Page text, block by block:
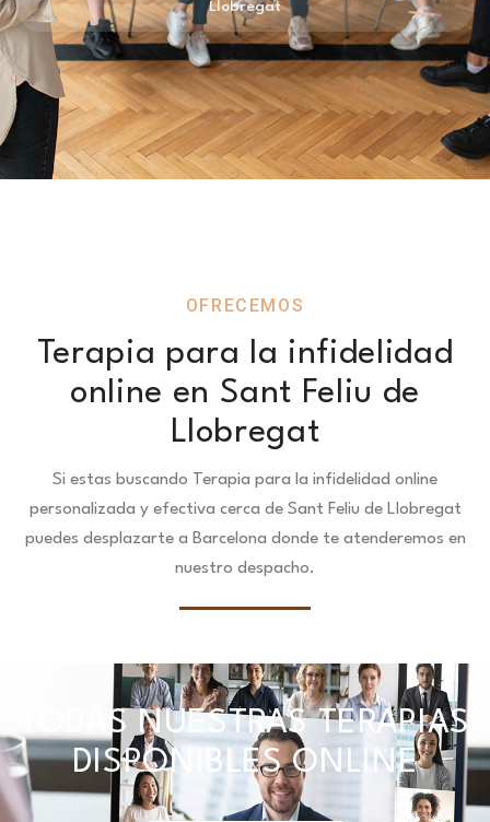
Llobregat
OFRECEMOS
Terapia para la infidelidad
online en Sant Feliu de
Llobregat
Si estas buscando Terapia para la infidelidad online
personalizada y efectiva cerca de Sant Feliu de Llobregat
puedes desplazarte a Barcelona donde te atenderemos en
nuestro despacho.
TODAS NUESTRAS TERAPIAS
DISPONIBLES ONLINE